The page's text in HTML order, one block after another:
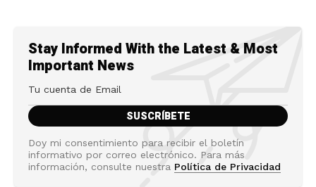
Stay Informed With the Latest & Most
Important News
Doy mi consentimiento para recibir el boletín
informativo por correo electrónico. Para más
información, consulte nuestra Política de Privacidad